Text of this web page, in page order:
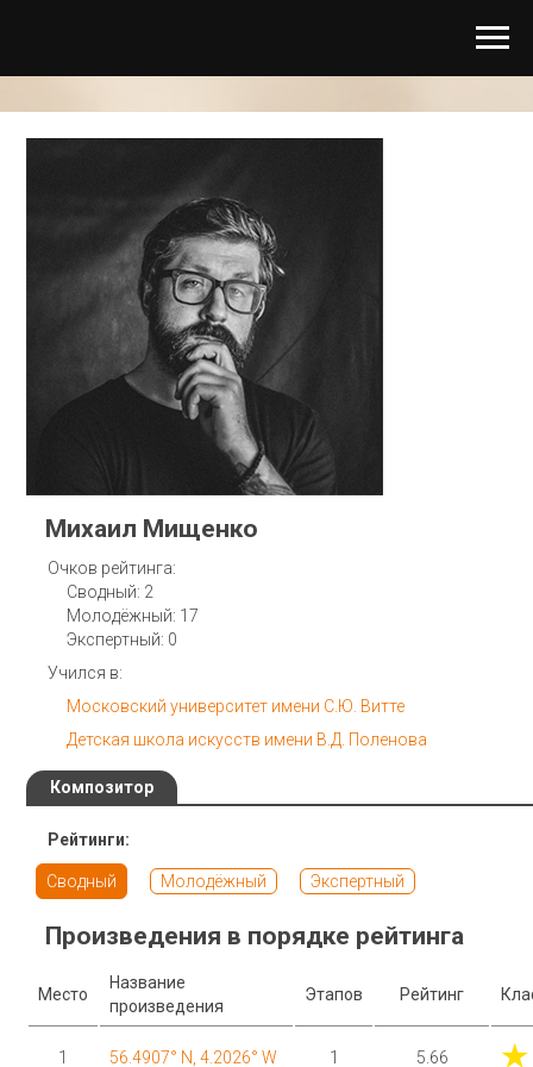
Михаил Мищенко
Очков рейтинга:
Сводный: 2
Молодёжный: 17
Экспертный: 0
Учился в:
Московский университет имени С.Ю. Витте
Детская школа искусств имени В.Д. Поленова
Композитор
Рейтинги:
Сводный Молодёжный Экспертный
Произведения в порядке рейтинга
Место
Название
произведения
Этапов Рейтинг
1 56.4907° N, 4.2026° W 1 5.66 ★